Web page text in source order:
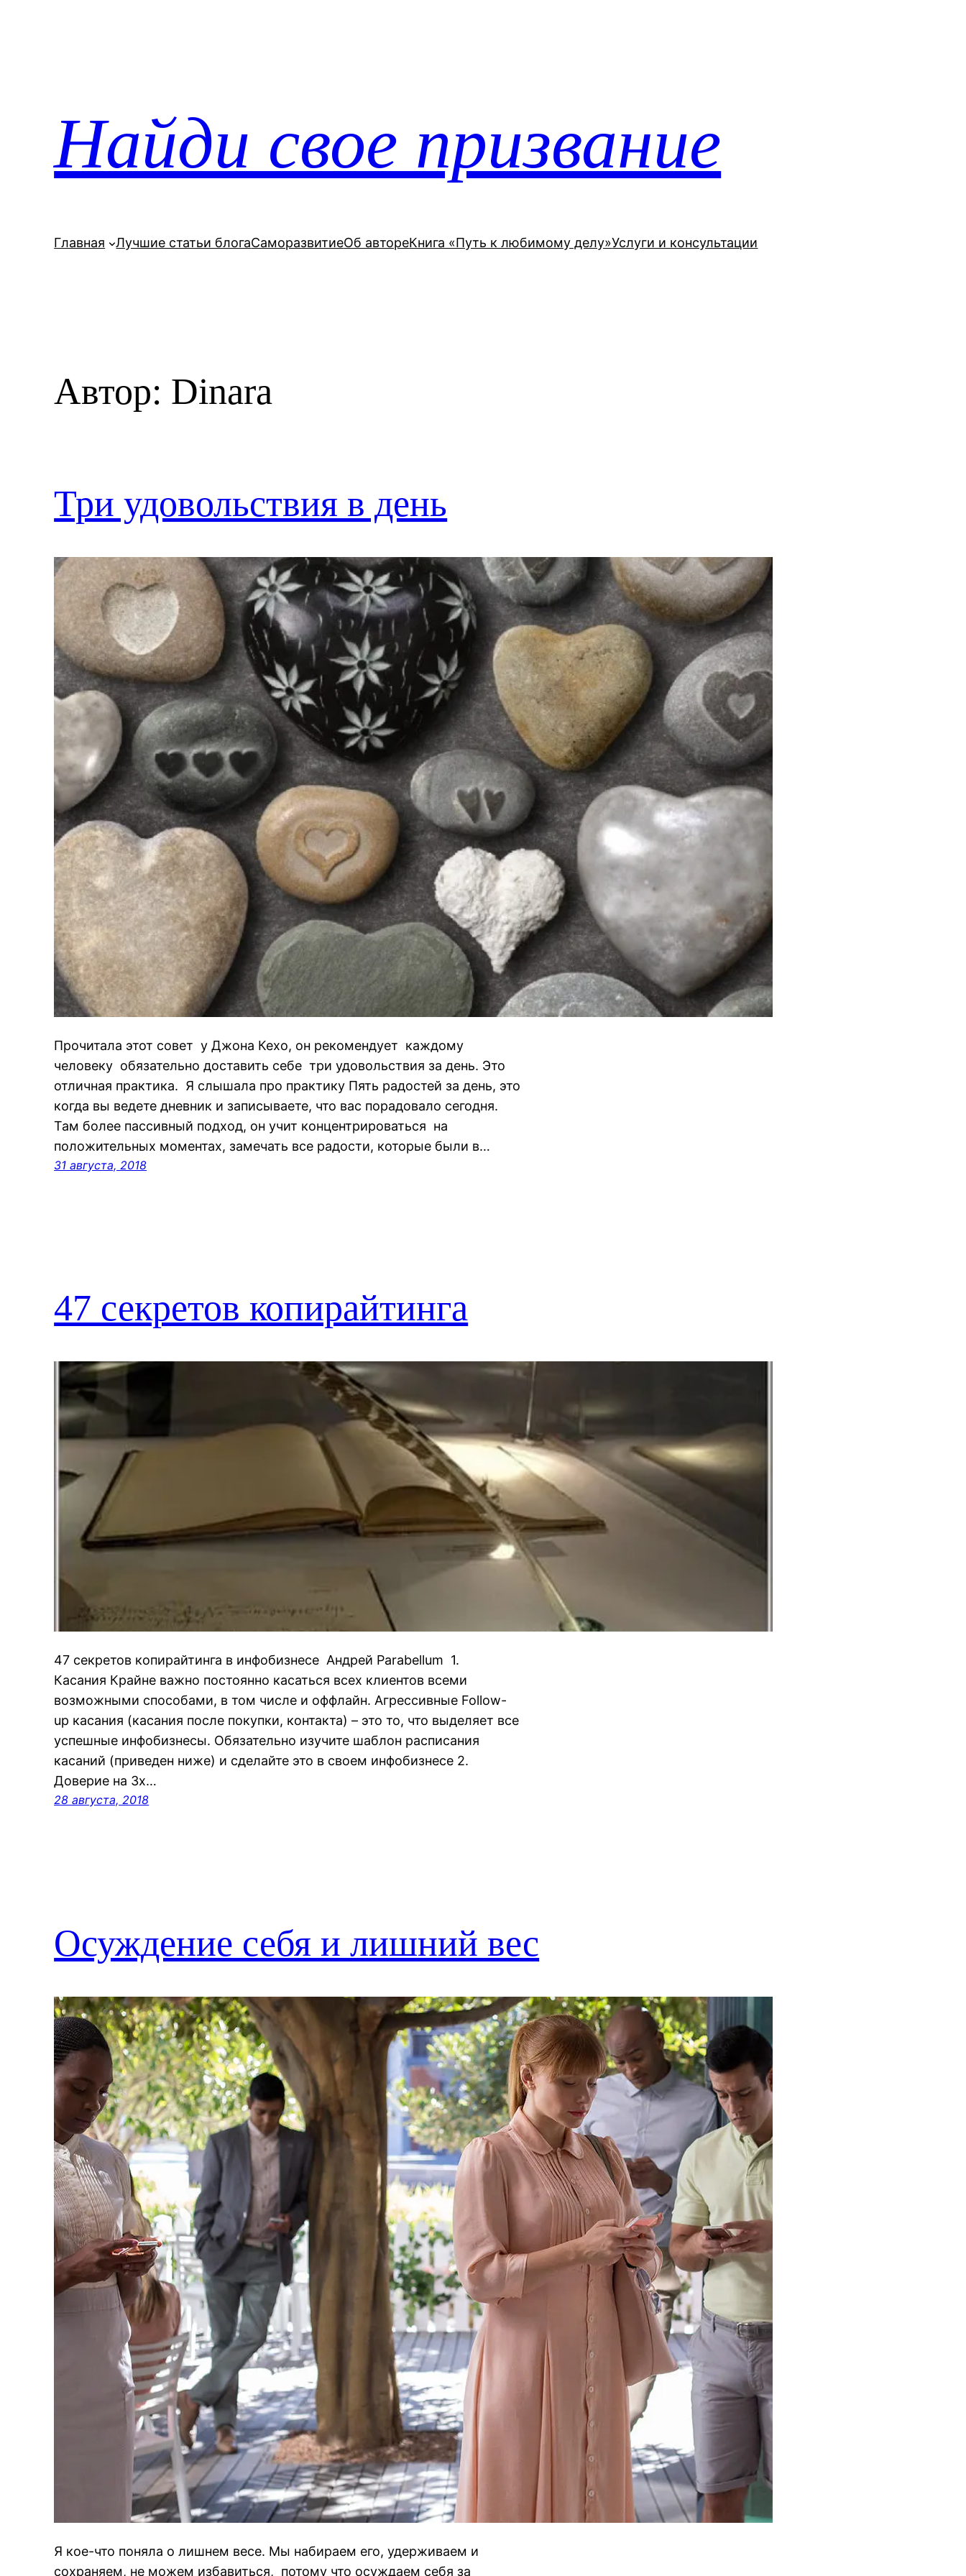
Найди свое призвание
Главная Лучшие статьи блогаСаморазвитиеОб автореКнига «Путь к любимому делу»Услуги и консультации
Автор: Dinara
Три удовольствия в день
Прочитала этот совет у Джона Кехо, он рекомендует каждому
человеку обязательно доставить себе три удовольствия за день. Это
отличная практика. Я слышала про практику Пять радостей за день, это
когда вы ведете дневник и записываете, что вас порадовало сегодня.
Там более пассивный подход, он учит концентрироваться на
положительных моментах, замечать все радости, которые были в…
31 августа, 2018
47 секретов копирайтинга
47 секретов копирайтинга в инфобизнесе Андрей Parabellum 1.
Касания Крайне важно постоянно касаться всех клиентов всеми
возможными способами, в том числе и оффлайн. Агрессивные Follow-
up касания (касания после покупки, контакта) – это то, что выделяет все
успешные инфобизнесы. Обязательно изучите шаблон расписания
касаний (приведен ниже) и сделайте это в своем инфобизнесе 2.
Доверие на 3х…
28 августа, 2018
Осуждение себя и лишний вес
Я кое-что поняла о лишнем весе. Мы набираем его, удерживаем и
сохраняем, не можем избавиться, потому что осуждаем себя за